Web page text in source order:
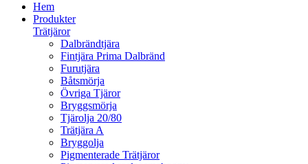
Hem
Produkter
Trätjäror
Dalbrändtjära
Fintjära Prima Dalbränd
Furutjära
Båtsmörja
Övriga Tjäror
Bryggsmörja
Tjärolja 20/80
Trätjära A
Bryggolja
Pigmenterade Trätjäror